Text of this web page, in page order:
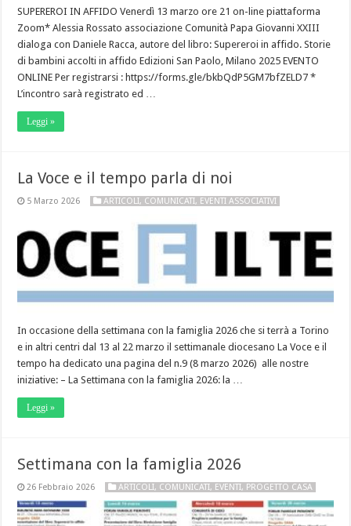
SUPEREROI IN AFFIDO Venerdì 13 marzo ore 21 on-line piattaforma
Zoom* Alessia Rossato associazione Comunità Papa Giovanni XXIII
dialoga con Daniele Racca, autore del libro: Supereroi in affido. Storie
di bambini accolti in affido Edizioni San Paolo, Milano 2025 EVENTO
ONLINE Per registrarsi : https://forms.gle/bkbQdP5GM7bfZELD7 *
L’incontro sarà registrato ed …
Leggi »
La Voce e il tempo parla di noi
5 Marzo 2026 ARTICOLI, COMUNICATI, EVENTI ASSOCIATIVI
In occasione della settimana con la famiglia 2026 che si terrà a Torino
e in altri centri dal 13 al 22 marzo il settimanale diocesano La Voce e il
tempo ha dedicato una pagina del n.9 (8 marzo 2026) alle nostre
iniziative: – La Settimana con la famiglia 2026: la …
Leggi »
Settimana con la famiglia 2026
26 Febbraio 2026 ARTICOLI, COMUNICATI, EVENTI, PROGETTO CASA